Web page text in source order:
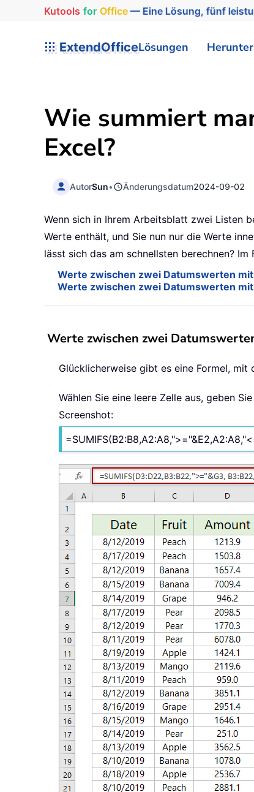
Kutools for Office— Eine Lösung, fünf
ExtendOfficeLösungen
Wie summiert
Excel?
AutorSun• Änderungsdatum2024-09-02
Wenn sich in Ihrem Arbeitsblatt zwei Listen
Werte enthält, und Sie nun nur die Werte
lässt sich das am schnellsten berechnen?
Werte zwischen zwei Datumswerten
Werte zwischen zwei Datumswerten
Werte zwischen zwei
Glücklicherweise gibt es eine Formel, mit
Wählen Sie eine leere Zelle aus, geben
Screenshot: